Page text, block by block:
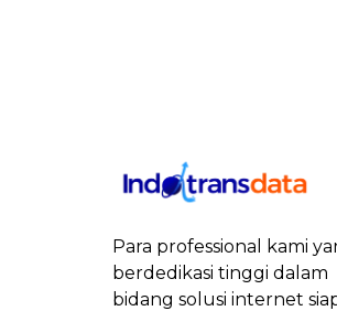
Para professional kami
berdedikasi tinggi dalam
bidang solusi internet